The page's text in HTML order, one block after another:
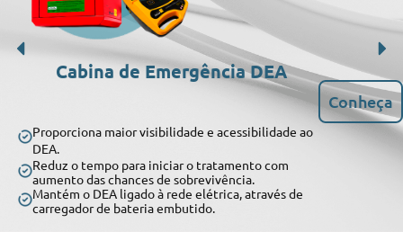
Cabina de Emergência DEA
Conheça
Proporciona maior visibilidade e acessibilidade ao
DEA.
Reduz o tempo para iniciar o tratamento com
aumento das chances de sobrevivência.
Mantém o DEA ligado à rede elétrica, através de
carregador de bateria embutido.